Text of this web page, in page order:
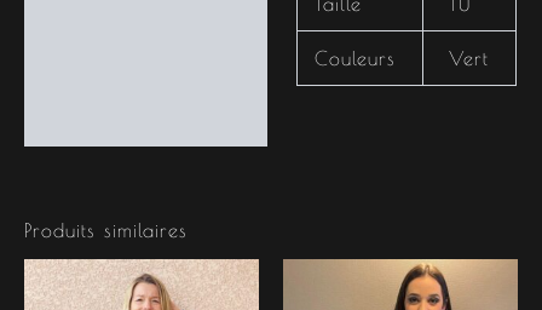
Couleurs Vert
Produits similaires